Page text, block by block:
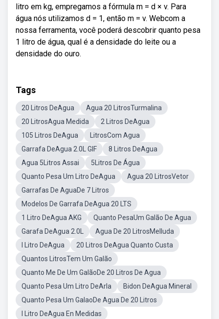
litro em kg, empregamos a fórmula m = d × v. Para
água nós utilizamos d = 1, então m = v. Webcom a
nossa ferramenta, você poderá descobrir quanto pesa
1 litro de água, qual é a densidade do leite ou a
densidade do ouro.
Tags
20 Litros DeAgua
Agua 20 LitrosTurmalina
20 LitrosAgua Medida
2 Litros DeAgua
105 Litros DeAgua
LitrosCom Agua
Garrafa DeAgua 2.0L GIF
8 Litros DeAgua
Agua 5Litros Assai
5Litros De Água
Quanto Pesa Um Litro DeAgua
Agua 20 LitrosVetor
Garrafas De AguaDe 7 Litros
Modelos De Garrafa DeAgua 20 LTS
1 Litro DeAgua AKG
Quanto PesaUm Galão De Agua
Garafa DeAgua 2.0L
Agua De 20 LitrosMelluda
I Litro DeAgua
20 Litros DeAgua Quanto Custa
Quantos LitrosTem Um Galão
Quanto Me De Um GalãoDe 20 Litros De Agua
Quanto Pesa Um Litro DeArla
Bidon DeAgua Mineral
Quanto Pesa Um GalaoDe Agua De 20 Litros
I Litro DeAgua En Medidas